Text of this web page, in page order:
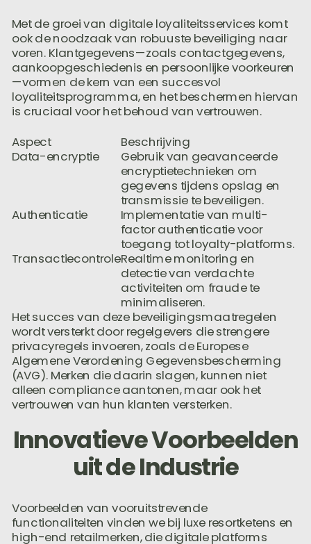
Met de groei van digitale loyaliteitsservices komt
ook de noodzaak van robuuste beveiliging naar
voren. Klantgegevens—zoals contactgegevens,
aankoopgeschiedenis en persoonlijke voorkeuren
—vormen de kern van een succesvol
loyaliteitsprogramma, en het beschermen hiervan
is cruciaal voor het behoud van vertrouwen.
Aspect
Beschrijving
Data-encryptie
Gebruik van geavanceerde
encryptietechnieken om
gegevens tijdens opslag en
transmissie te beveiligen.
Authenticatie
Implementatie van multi-
factor authenticatie voor
toegang tot loyalty-platforms.
TransactiecontroleRealtime monitoring en
detectie van verdachte
activiteiten om fraude te
minimaliseren.
Het succes van deze beveiligingsmaatregelen
wordt versterkt door regelgevers die strengere
privacyregels invoeren, zoals de Europese
Algemene Verordening Gegevensbescherming
(AVG). Merken die daarin slagen, kunnen niet
alleen compliance aantonen, maar ook het
vertrouwen van hun klanten versterken.
Innovatieve Voorbeelden
uit de Industrie
Voorbeelden van vooruitstrevende
functionaliteiten vinden we bij luxe resortketens en
high-end retailmerken, die digitale platforms